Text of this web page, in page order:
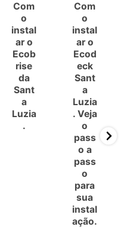
Com
o
instal
ar o
Ecob
rise
da
Sant
a
Luzia
.
Com
o
instal
ar o
Ecod
eck
Sant
a
Luzia
. Veja
o
pass
o a
pass
o
para
sua
instal
ação.